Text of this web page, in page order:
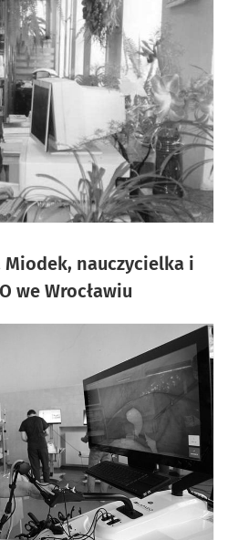
Miodek, nauczycielka i
we Wrocławiu